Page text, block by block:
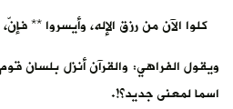
كلوا الآن من رزق الإله، وأيسروا **
ويقول الفراهي: والقرآن أنزل بلسان
اسما لمعنى جديد؟!.